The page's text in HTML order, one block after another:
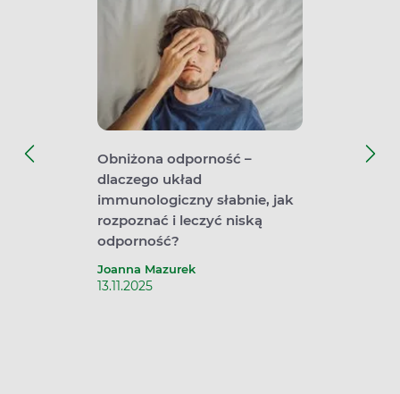
Obniżona odporność –
dlaczego układ
immunologiczny słabnie, jak
rozpoznać i leczyć niską
odporność?
Joanna Mazurek
13.11.2025
Zioła